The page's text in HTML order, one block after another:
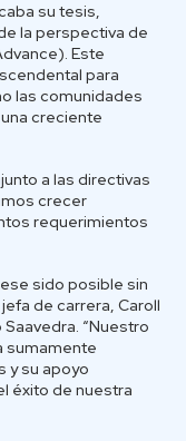
su tesis,
la perspectiva de
Este
para
las comunidades
creciente
a las directivas
crecer
requerimientos
sido posible sin
de carrera, Caroll
“Nuestro
sumamente
y su apoyo
éxito de nuestra